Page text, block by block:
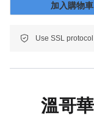
加入購物車
溫哥